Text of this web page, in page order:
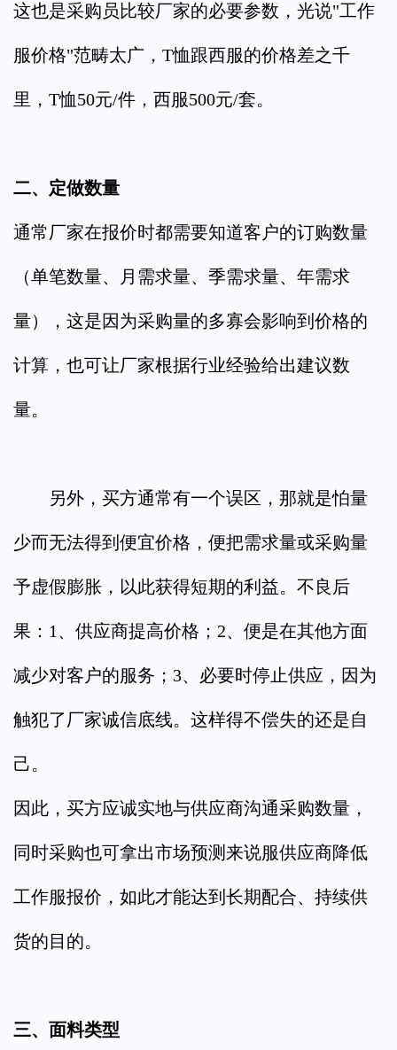
这也是采购员比较厂家的必要参数，光说"工作
服价格"范畴太广，T恤跟西服的价格差之千
里，T恤50元/件，西服500元/套。
二、定做数量
通常厂家在报价时都需要知道客户的订购数量
（单笔数量、月需求量、季需求量、年需求
量），这是因为采购量的多寡会影响到价格的
计算，也可让厂家根据行业经验给出建议数
量。
另外，买方通常有一个误区，那就是怕量
少而无法得到便宜价格，便把需求量或采购量
予虚假膨胀，以此获得短期的利益。不良后
果：1、供应商提高价格；2、便是在其他方面
减少对客户的服务；3、必要时停止供应，因为
触犯了厂家诚信底线。这样得不偿失的还是自
己。
因此，买方应诚实地与供应商沟通采购数量，
同时采购也可拿出市场预测来说服供应商降低
工作服报价，如此才能达到长期配合、持续供
货的目的。
三、面料类型